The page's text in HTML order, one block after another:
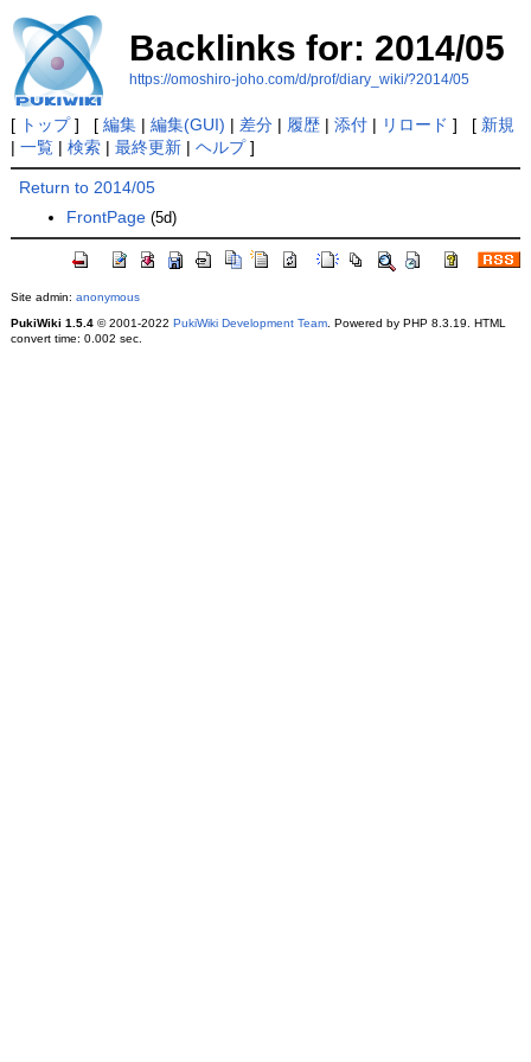
Backlinks for: 2014/05
https://omoshiro-joho.com/d/prof/diary_wiki/?2014/05
[ トップ] [ 編集| 編集(GUI) | 差分| 履歴| 添付| リロード ] [ 新規
| 一覧| 検索| 最終更新| ヘルプ]
Return to 2014/05
FrontPage (5d)
Site admin: anonymous
PukiWiki 1.5.4© 2001-2022 PukiWiki Development Team. Powered by PHP 8.3.19. HTML
convert time: 0.002 sec.